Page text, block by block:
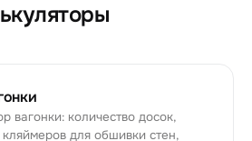
вагонки: количество досок,
для обшивки стен,